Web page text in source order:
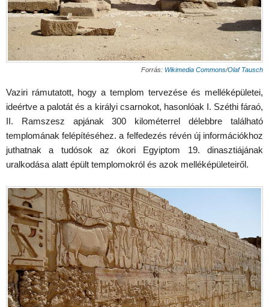
Forrás: Wikimedia Commons/Olaf Tausch
Vaziri rámutatott, hogy a templom tervezése és melléképületei,
ideértve a palotát és a királyi csarnokot, hasonlóak I. Széthi fáraó,
II. Ramszesz apjának 300 kilométerrel délebbre található
templomának felépítéséhez. a felfedezés révén új információkhoz
juthatnak a tudósok az ókori Egyiptom 19. dinasztiájának
uralkodása alatt épült templomokról és azok melléképületeiről.